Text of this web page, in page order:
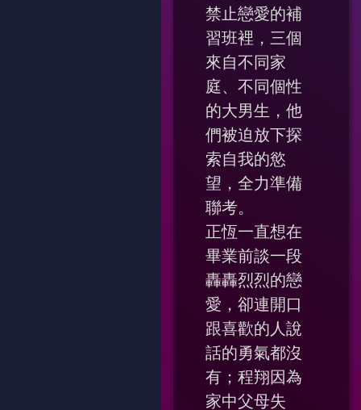
禁止戀愛的補
習班裡，三個
來自不同家
庭、不同個性
的大男生，他
們被迫放下探
索自我的慾
望，全力準備
聯考。
正恆一直想在
畢業前談一段
轟轟烈烈的戀
愛，卻連開口
跟喜歡的人說
話的勇氣都沒
有；程翔因為
家中父母失